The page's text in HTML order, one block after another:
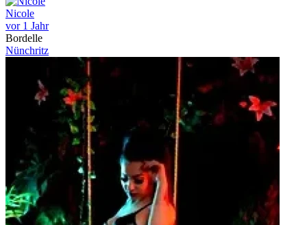
Nicole
vor 1 Jahr
Bordelle
Nünchritz